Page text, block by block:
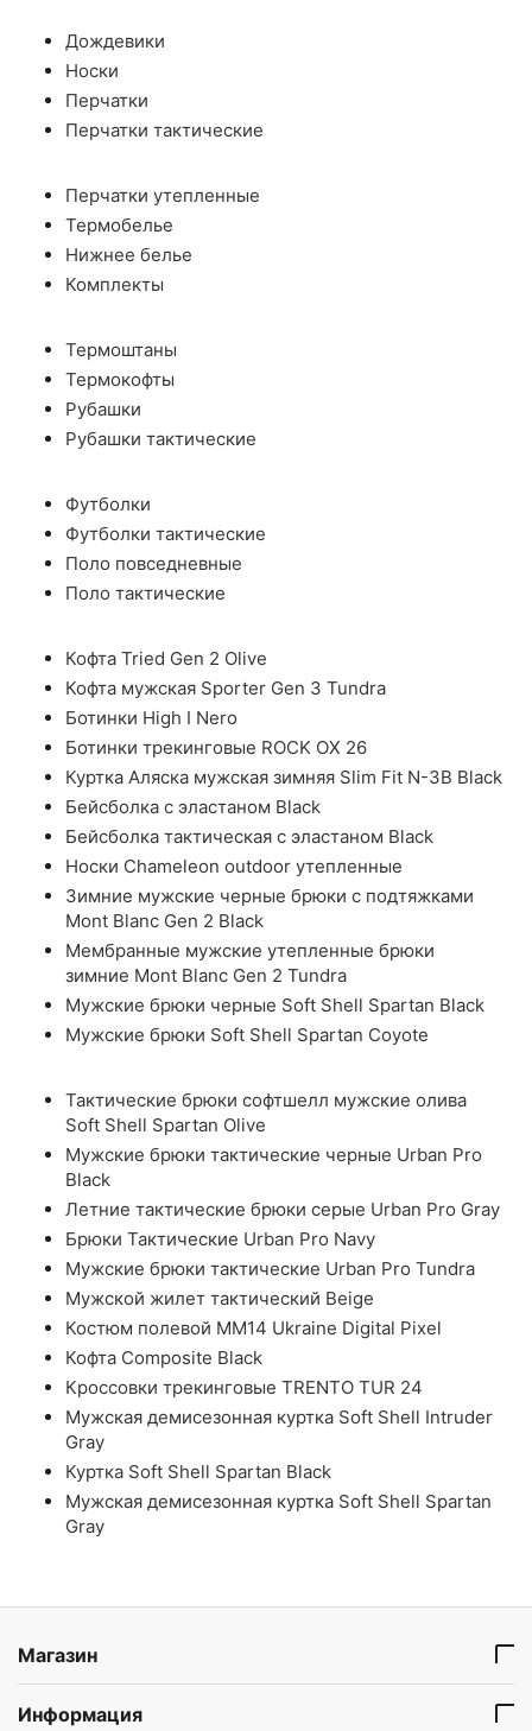
Дождевики
Носки
Перчатки
Перчатки тактические
Перчатки утепленные
Термобелье
Нижнее белье
Комплекты
Термоштаны
Термокофты
Рубашки
Рубашки тактические
Футболки
Футболки тактические
Поло повседневные
Поло тактические
Кофта Tried Gen 2 Olive
Кофта мужская Sporter Gen 3 Tundra
Ботинки High I Nero
Ботинки трекинговые ROCK OX 26
Куртка Аляска мужская зимняя Slim Fit N-3B Black
Бейсболка с эластаном Black
Бейсболка тактическая с эластаном Black
Носки Chameleon outdoor утепленные
Зимние мужские черные брюки с подтяжками
Mont Blanc Gen 2 Black
Мембранные мужские утепленные брюки
зимние Mont Blanc Gen 2 Tundra
Мужские брюки черные Soft Shell Spartan Black
Мужские брюки Soft Shell Spartan Coyote
Тактические брюки софтшелл мужские олива
Soft Shell Spartan Olive
Мужские брюки тактические черные Urban Pro
Black
Летние тактические брюки серые Urban Pro Gray
Брюки Тактические Urban Pro Navy
Мужские брюки тактические Urban Pro Tundra
Мужской жилет тактический Beige
Костюм полевой ММ14 Ukraine Digital Pixel
Кофта Composite Black
Кроссовки трекинговые TRENTO TUR 24
Мужская демисезонная куртка Soft Shell Intruder
Gray
Куртка Soft Shell Spartan Black
Мужская демисезонная куртка Soft Shell Spartan
Gray
Магазин
Информация